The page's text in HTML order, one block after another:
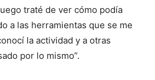
traté de ver cómo podía
a las herramientas que se me
la actividad y a otras
por lo mismo”.